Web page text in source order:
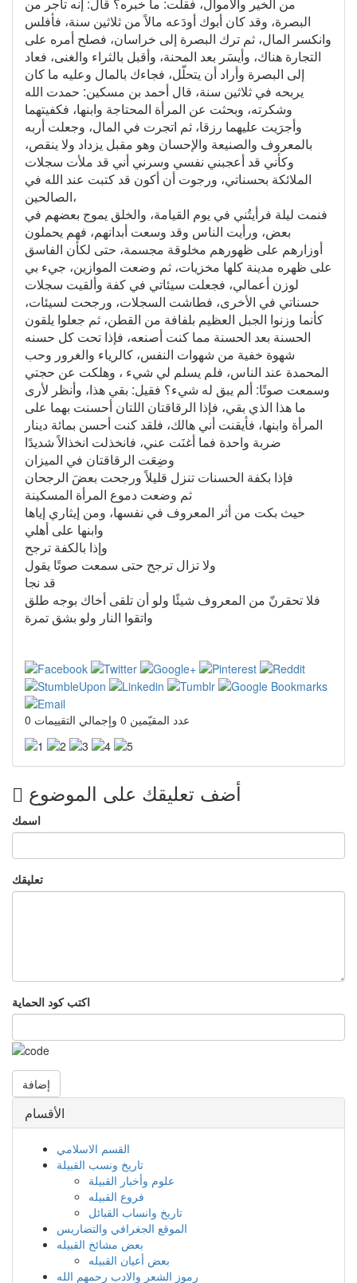
من الخير والأموال، فقلت: ما خبره؟ قال: إنه تاجر من
البصرة، وقد كان أبوك أودَعه مالاً من ثلاثين سنة، فأفلس
وانكسر المال، ثم ترك البصرة إلى خراسان، فصلح أمره على
التجارة هناك، وأيسَر بعد المحنة، وأقبل بالثراء والغنى، فعاد
إلى البصرة وأراد أن يتحلّل، فجاءك بالمال وعليه ما كان
يربحه في ثلاثين سنة، قال أحمد بن مسكين: حمدت الله
وشكرته، وبحثت عن المرأة المحتاجة وابنها، فكفيتهما
وأجرَيت عليهما رزقا، ثم اتجرت في المال، وجعلت أربه
بالمعروف والصنيعة والإحسان وهو مقبل يزداد ولا ينقص،
وكأني قد أعجبني نفسي وسرني أني قد ملأت سجلات
الملائكة بحسناتي، ورجوت أن أكون قد كتبت عند الله في
الصالحين،
فنمت ليلة فرأيتُني في يوم القيامة، والخلق يموج بعضهم في
بعض، ورأيت الناس وقد وسعت أبدانهم، فهم يحملون
أوزارهم على ظهورهم مخلوقة مجسمة، حتى لكأن الفاسق
على ظهره مدينة كلها مخزيات، ثم وضعت الموازين، جيء بي
لوزن أعمالي، فجعلت سيئاتي في كفة وألقيت سجلات
حسناتي في الأخرى، فطاشت السجلات، ورجحت لسيئات،
كأنما وزنوا الجبل العظيم بلفافة من القطن، ثم جعلوا يلقون
الحسنة بعد الحسنة مما كنت أصنعه، فإذا تحت كل حسنه
شهوة خفية من شهوات النفس، كالرياء والغرور وحب
المحمدة عند الناس، فلم يسلم لي شيء ، وهلكت عن حجتي
وسمعت صوتًا: ألم يبق له شيء؟ فقيل: بقي هذا، وأنظر لأرى
ما هذا الذي بقي، فإذا الرقاقتان اللتان أحسنت بهما على
المرأة وابنها، فأيقنت أني هالك، فلقد كنت أحسن بمائة دينار
ضربة واحدة فما أغنَت عني، فانخذلت انخذالاً شديدًا
وضِعَت الرقاقتان في الميزان
فإذا بكفة الحسنات تنزل قليلاً ورجحت بعضَ الرجحان
ثم وضعت دموع المرأة المسكينة
حيث بكت من أثر المعروف في نفسها، ومن إيثاري إياها
وابنها على أهلي
وإذا بالكفة ترجح
ولا تزال ترجح حتى سمعت صوتًا يقول
قد نجا
فلا تحقرنّ من المعروف شيئًا ولو أن تلقى أخاك بوجه طلق
واتقوا النار ولو بشق تمرة
عدد المقيّمين 0 وإجمالي التقييمات 0
أضف تعليقك على الموضوع
اسمك
تعليقك
اكتب كود الحماية
إضافة
الأقسام
القسم الاسلامي
تاريخ ونسب القبيلة
علوم وأخبار القبيلة
فروع القبيله
تاريخ وانساب القبائل
الموقع الجغرافي والتضاريس
بعض مشائخ القبيله
بعض أعيان القبيله
رموز الشعر والادب رحمهم الله